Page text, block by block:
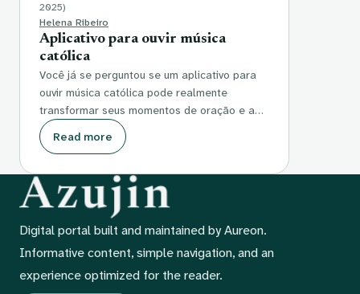
2025)
Helena Ribeiro
Aplicativo para ouvir música
católica
Você já se perguntou se um aplicativo para
ouvir música católica pode realmente
transformar seus momentos de oração e a…
Read more
Digital portal built and maintained by Aureon.
Informative content, simple navigation, and an
experience optimized for the reader.